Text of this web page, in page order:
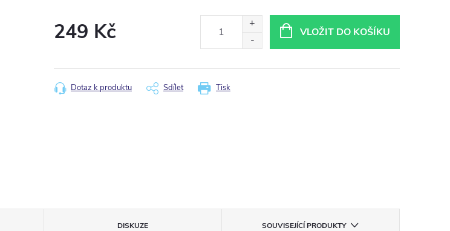
249 Kč VLOŽIT DO KOŠÍKU
Tisk
Dotaz k produktu Sdílet
DISKUZE SOUVISEJÍCÍ PRODUKTY